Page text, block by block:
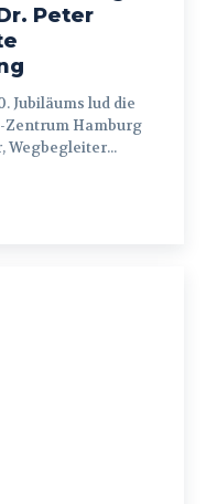
Peter
Zentrum Hamburg
Wegbegleiter...